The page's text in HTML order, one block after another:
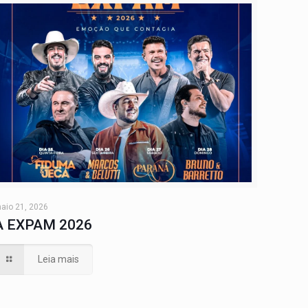
21, 2026
EXPAM 2026
Leia mais